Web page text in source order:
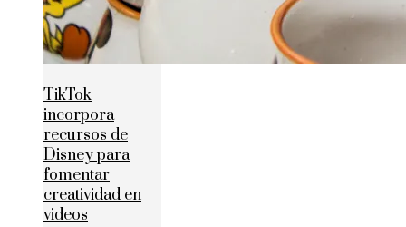
TikTok
incorpora
recursos de
Disney para
fomentar
creatividad en
videos